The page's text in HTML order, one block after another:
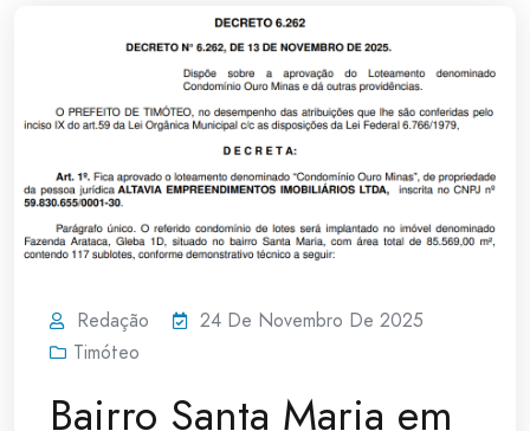
Redação
24 De Novembro De 2025
Timóteo
Bairro Santa Maria em